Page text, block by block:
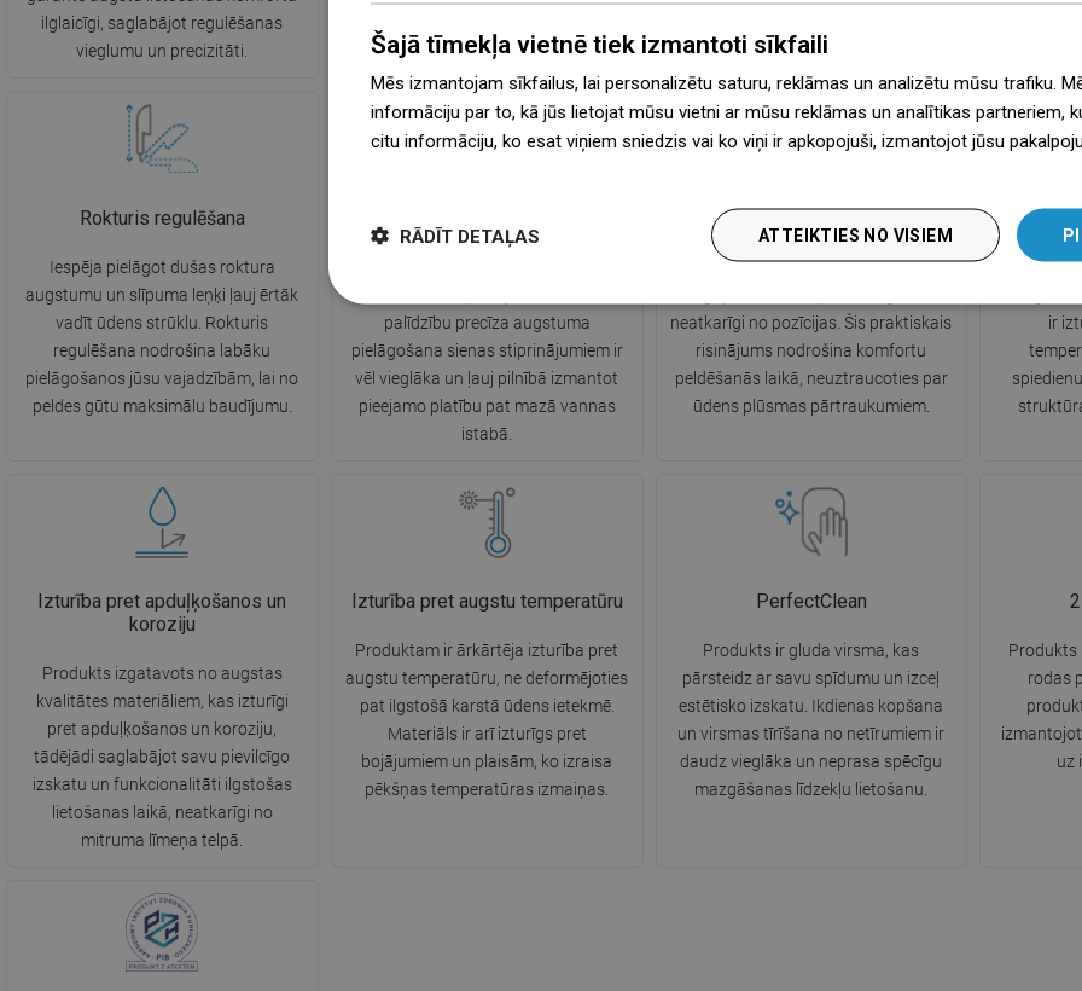
ilglaicīgi, saglabājot regulēšanas
vieglumu un precizitāti.
Rokturis regulēšana
Iespēja pielāgot dušas roktura
augstumu un slīpuma leņķi ļauj ērtāk
vadīt ūdens strūklu. Rokturis
regulēšana nodrošina labāku
pielāgošanos jūsu vajadzībām, lai no
peldes gūtu maksimālu baudījumu.
palīdzību precīza augstuma
pielāgošana sienas stiprinājumiem ir
vēl vieglāka un ļauj pilnībā izmantot
pieejamo platību pat mazā vannas
istabā.
Pateicoties inovatīviem rotējošiem
neatkarīgi no pozīcijas. Šis praktiskais
risinājums nodrošina komfortu
peldēšanās laikā, neuztraucoties par
ūdens plūsmas pārtraukumiem.
Dušas
izturīga
ir
Izturība pret apduļķošanos un
koroziju
Produkts izgatavots no augstas
kvalitātes materiāliem, kas izturīgi
pret apduļķošanos un koroziju,
tādējādi saglabājot savu pievilcīgo
izskatu un funkcionalitāti ilgstošas
lietošanas laikā, neatkarīgi no
mitruma līmeņa telpā.
Izturība pret augstu temperatūru
Produktam ir ārkārtēja izturība pret
augstu temperatūru, ne deformējoties
pat ilgstošā karstā ūdens ietekmē.
Materiāls ir arī izturīgs pret
bojājumiem un plaisām, ko izraisa
pēkšņas temperatūras izmaiņas.
PerfectClean
Produkts ir gluda virsma, kas
pārsteidz ar savu spīdumu un izceļ
estētisko izskatu. Ikdienas kopšana
un virsmas tīrīšana no netīrumiem ir
daudz vieglāka un neprasa spēcīgu
mazgāšanas līdzekļu lietošanu.
Produkts
rodas
uz
Šajā tīmekļa vietnē tiek izmantoti sīkfaili
Mēs izmantojam sīkfailus, lai personalizētu saturu, reklāmas un analizētu mūsu trafiku.
informāciju par to, kā jūs lietojat mūsu vietni ar mūsu reklāmas un analītikas partneriem,
citu informāciju, ko esat viņiem sniedzis vai ko viņi ir apkopojuši, izmantojot jūsu
ATTEIKTIES NO VISIEM
RĀDĪT DETAĻAS